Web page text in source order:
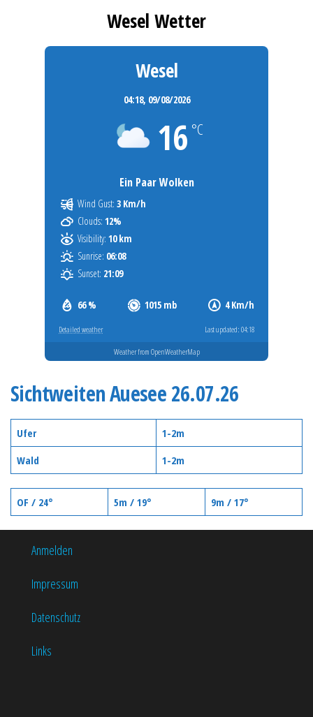
Wesel Wetter
Wesel
04:18, 09/08/2026
16 °C
Ein Paar Wolken
66 % 1015 mb 4 Km/h
Wind Gust: 3 Km/h
Clouds: 12%
Visibility: 10 km
Sunrise: 06:08
Sunset: 21:09
Detailed weather Last updated: 04:18
Weather from OpenWeatherMap
Sichtweiten Auesee 26.07.26
Ufer
1-2m
Wald
1-2m
OF / 24° 5m / 19° 9m / 17°
Anmelden
Impressum
Datenschutz
Links